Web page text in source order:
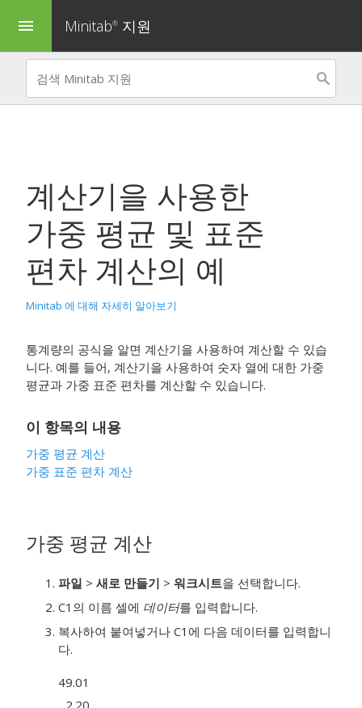
menu Minitab® 지원
계산기을 사용한
가중 평균 및 표준
편차 계산의 예
Minitab 에 대해 자세히 알아보기
통계량의 공식을 알면 계산기을 사용하여 계산할 수 있습
니다. 예를 들어, 계산기을 사용하여 숫자 열에 대한 가중
평균과 가중 표준 편차를 계산할 수 있습니다.
이 항목의 내용
가중 평균 계산
가중 표준 편차 계산
가중 평균 계산
파일 > 새로 만들기 > 워크시트을 선택합니다.
C1의 이름 셀에 데이터를 입력합니다.
복사하여 붙여넣거나 C1에 다음 데이터를 입력합니
다.
49.01
2.20